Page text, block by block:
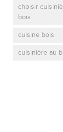
choisir
bois
cuisine bois
cuisinière au